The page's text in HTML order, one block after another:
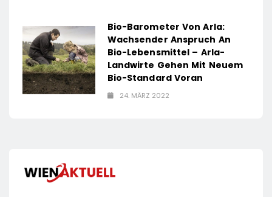
Bio-Barometer Von Arla:
Wachsender Anspruch An
Bio-Lebensmittel – Arla-
Landwirte Gehen Mit Neuem
Bio-Standard Voran
24. MÄRZ 2022